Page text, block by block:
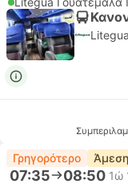
Litegua
Γρηγορότερο
07:35 08:50 1ώ